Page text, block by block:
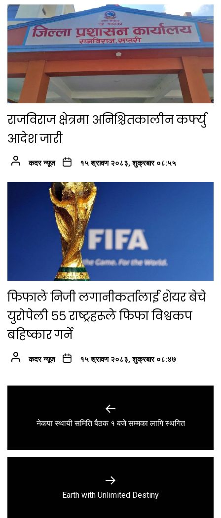
राजविराज क्षेत्रमा अनिश्चितकालीन कर्फ्यु
आदेश जारी
कदर न्यूज १५ श्रावण २०८३, शुक्रबार ०८:५५
फिफाले निजी लगानीकर्तालाई शेयर बेचे
युरोपेली ५५ राष्ट्रहरूले फिफा विश्वकप
बहिष्कार गर्ने
कदर न्यूज १५ श्रावण २०८३, शुक्रबार ०८:४७
Previous
नेकपा स्थायी समिति बैठक १ बजे सम्मका लागि स्थगित
Next
Earth with Unlimited Destiny